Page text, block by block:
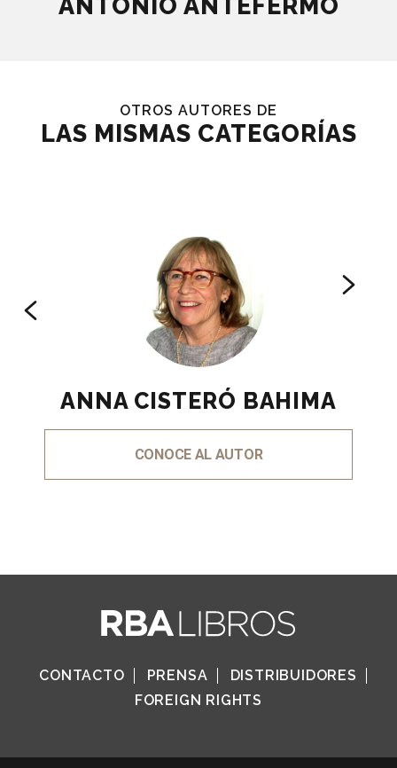
ANTONIO ANTEFERMO
OTROS AUTORES DE
LAS MISMAS CATEGORÍAS
ANNA CISTERÓ BAHIMA
CONOCE AL AUTOR
CONTACTO PRENSA
DISTRIBUIDORES
FOREIGN RIGHTS